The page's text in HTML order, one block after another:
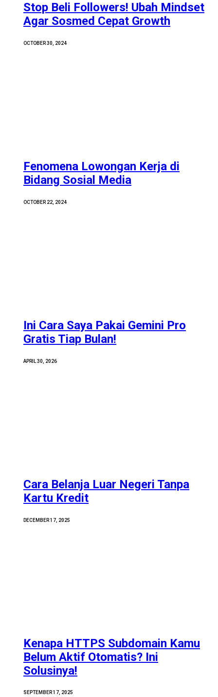
Stop Beli Followers! Ubah Mindset
Agar Sosmed Cepat Growth
OCTOBER 30, 2024
Fenomena Lowongan Kerja di
Bidang Sosial Media
OCTOBER 22, 2024
Ini Cara Saya Pakai Gemini Pro
Gratis Tiap Bulan!
APRIL 30, 2026
Cara Belanja Luar Negeri Tanpa
Kartu Kredit
DECEMBER 17, 2025
Kenapa HTTPS Subdomain Kamu
Belum Aktif Otomatis? Ini
Solusinya!
SEPTEMBER 17, 2025